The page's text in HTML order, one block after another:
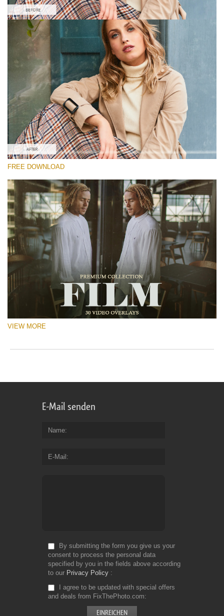
Bitte wählen Sie
Free Video Overlay #6
Film Effect
Kostenloser Download
FREE DOWNLOAD
VIEW MORE
E-Mail senden
Name
E-Mail
By submitting the form you give us your
consent to process the personal data
specified by you in the fields above according
to our Privacy Policy
I agree to be updated with special offers
and deals from FixThePhoto.com